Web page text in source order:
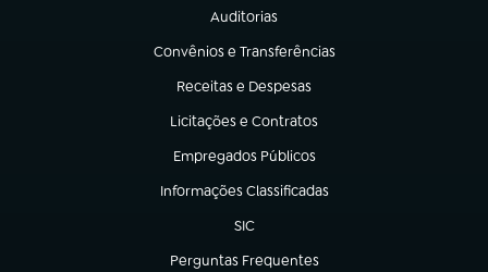
Auditorias
(abre em nova aba)
Convênios e Transferências
(abre em nova aba)
Receitas e Despesas
(abre em nova aba)
Licitações e Contratos
(abre em nova aba)
Empregados Públicos
(abre em nova aba)
Informações Classificadas
(abre em nova aba)
SIC
(abre em nova aba)
Perguntas Frequentes
(abre em nova aba)